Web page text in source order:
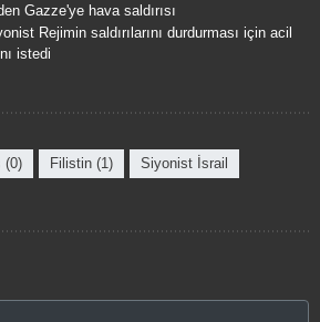
Gazze'ye hava saldırısı
Rejimin saldırılarını durdurması için acil
istedi
(0) Filistin (1) Siyonist İsrail